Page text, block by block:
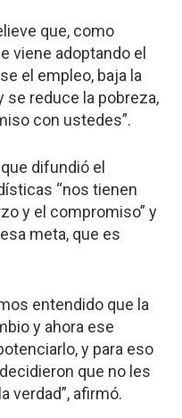
que, como
viene adoptando el
el empleo, baja la
se reduce la pobreza,
con ustedes”.
difundió el
“nos tienen
y el compromiso” y
meta, que es
entendido que la
y ahora ese
y para eso
que no les
verdad”, afirmó.